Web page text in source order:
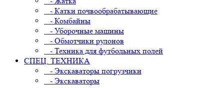
- Катки почвообрабатывающие
- Комбайны
- Уборочные машины
- Обмотчики рулонов
- Техника для футбольных полей
СПЕЦ. ТЕХНИКА
- Экскаваторы погрузчики
- Экскаваторы